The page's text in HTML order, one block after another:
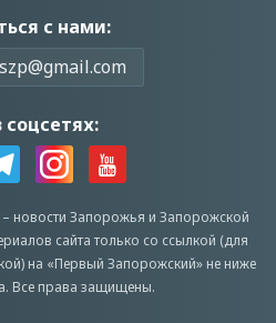
с нами:
новости Запорожья и Запорожской
сайта только со ссылкой (для
на «Первый Запорожский» не ниже
Все права защищены.